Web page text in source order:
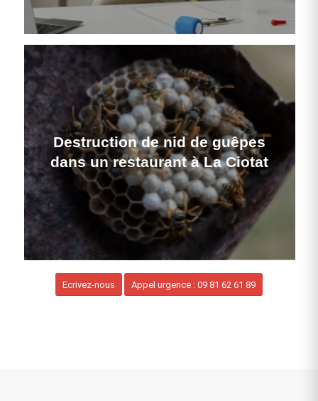
Destruction de nid de guêpes
dans un restaurant à La Ciotat
Ecrivez-nous Appel urgence : 09 81 62 61 89